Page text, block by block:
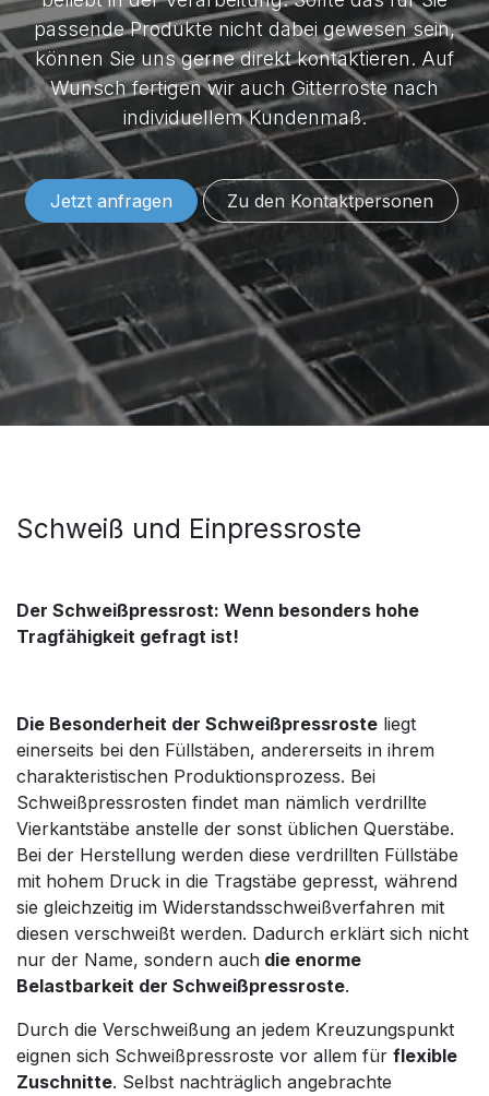
passende Produkte nicht dabei gewesen sein,
können Sie uns gerne direkt kontaktieren. Auf
Wunsch fertigen wir auch Gitterroste nach
individuellem Kundenmaß.
Jetzt anfragen Zu den Konta​​​​​​​​​​​​ktper​​sonen
Schweiß und Einpressroste
Der Schweißpressrost: Wenn besonders hohe
Tragfähigkeit gefragt ist!
Die Besonderheit der Schweißpressroste liegt
einerseits bei den Füllstäben, andererseits in ihrem
charakteristischen Produktionsprozess. Bei
Schweißpressrosten findet man nämlich verdrillte
Vierkantstäbe anstelle der sonst üblichen Querstäbe.
Bei der Herstellung werden diese verdrillten Füllstäbe
mit hohem Druck in die Tragstäbe gepresst, während
sie gleichzeitig im Widerstandsschweißverfahren mit
diesen verschweißt werden. Dadurch erklärt sich nicht
nur der Name, sondern auch die enorme
Belastbarkeit der Schweißpressroste.
Durch die Verschweißung an jedem Kreuzungspunkt
eignen sich Schweißpressroste vor allem für flexible
Zuschnitte. Selbst nachträglich angebrachte